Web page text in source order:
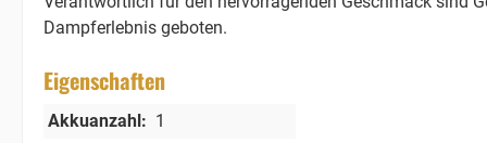
Dampferlebnis geboten.
Eigenschaften
Akkuanzahl: 1